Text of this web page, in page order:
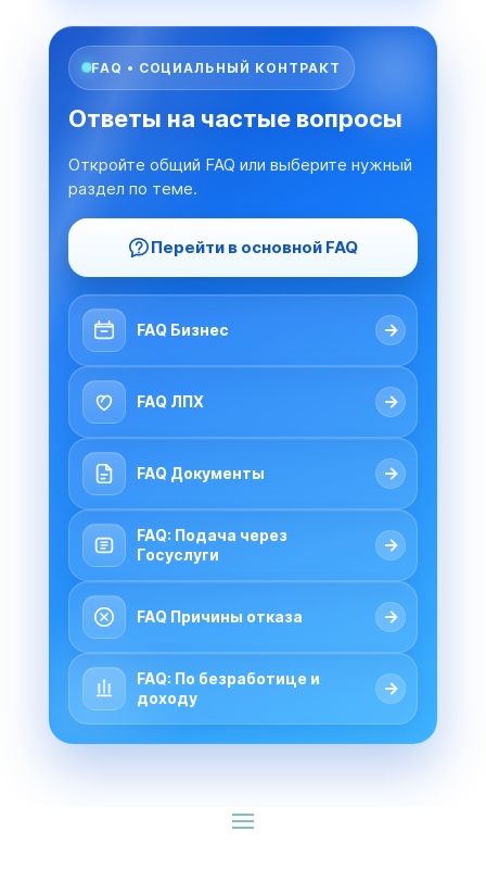
FAQ • СОЦИАЛЬНЫЙ КОНТРАКТ
Ответы на частые вопросы
Откройте общий FAQ или выберите нужный
раздел по теме.
Перейти в основной FAQ
FAQ Бизнес →
FAQ ЛПХ →
FAQ Документы →
FAQ: Подача через
Госуслуги
→
FAQ Причины отказа →
FAQ: По безработице и
доходу
→